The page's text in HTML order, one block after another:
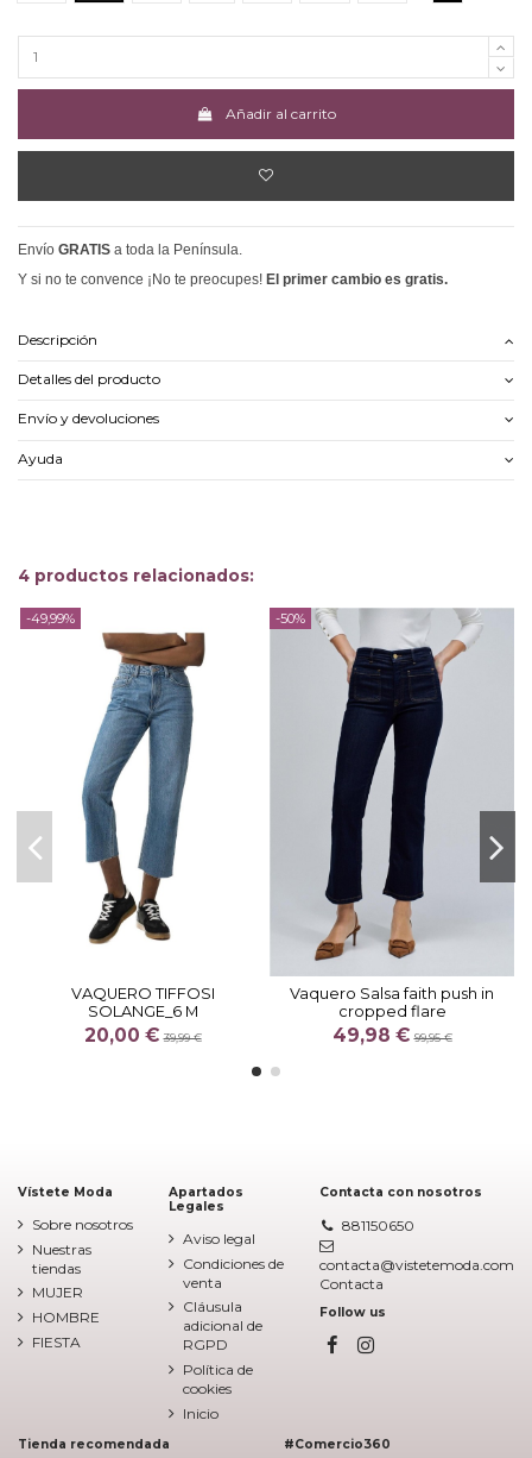
Añadir al carrito
Envío GRATIS a toda la Península.
Y si no te convence ¡No te preocupes! El primer cambio es gratis.
Descripción
Detalles del producto
Envío y devoluciones
Ayuda
4 productos relacionados:
-49,99%
VAQUERO TIFFOSI
SOLANGE_6 M
20,00 €39,99 €
-50%
Vaquero Salsa faith push in
cropped flare
49,98 €99,95 €
Vístete Moda
Sobre nosotros
Nuestras
tiendas
MUJER
HOMBRE
FIESTA
Apartados
Legales
Aviso legal
Condiciones de
venta
Cláusula
adicional de
RGPD
Política de
cookies
Inicio
Contacta con nosotros
881150650
contacta@vistetemoda.com
Contacta
Follow us
Tienda recomendada #Comercio360